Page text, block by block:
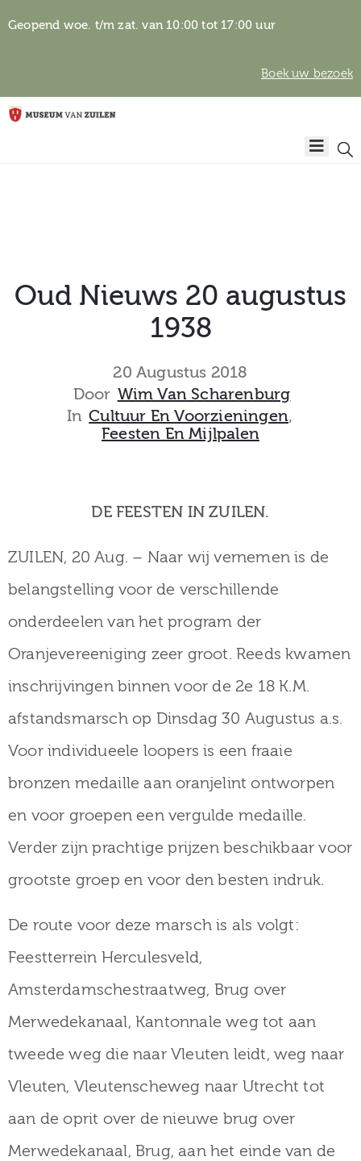
Geopend woe. t/m zat. van 10:00 tot 17:00 uur
Boek uw bezoek
Home
over
Zuilen
Collectie
Oud Nieuws 20 augustus
1938
20 Augustus 2018
Door Wim Van Scharenburg
In Cultuur En Voorzieningen‚
Feesten En Mijlpalen
DE FEESTEN IN ZUILEN.
ZUILEN, 20 Aug. – Naar wij vernemen is de
belangstelling voor de verschillende
onderdeelen van het program der
Oranjevereeniging zeer groot. Reeds kwamen
inschrijvingen binnen voor de 2e 18 K.M.
afstandsmarsch op Dinsdag 30 Augustus a.s.
Voor individueele loopers is een fraaie
bronzen medaille aan oranjelint ontworpen
en voor groepen een vergulde medaille.
Verder zijn prachtige prijzen beschikbaar voor
grootste groep en voor den besten indruk.
De route voor deze marsch is als volgt:
Feestterrein Herculesveld,
Amsterdamschestraatweg, Brug over
Merwedekanaal, Kantonnale weg tot aan
tweede weg die naar Vleuten leidt, weg naar
Vleuten, Vleutenscheweg naar Utrecht tot
aan de oprit over de nieuwe brug over
Merwedekanaal, Brug, aan het einde van de
Algemene